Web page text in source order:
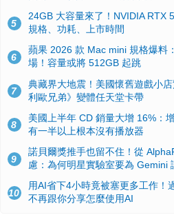
5
24GB 大容量來了！NVIDIA RTX
規格、功耗、上市時間
6
蘋果 2026 款 Mac mini 規格爆料
場！容量或將 512GB 起跳
7
典藏界大地震！美國懷舊遊戲小
利歐兄弟》變體任天堂卡帶
8
美國上半年 CD 銷量大增 16%：
有一半以上根本沒有播放器
9
諾貝爾獎推手也留不住！從
慮：為何明星實驗室要為 Gemini
10
用AI省下4小時竟被塞更多工作！
不再跟你分享怎麼使用AI